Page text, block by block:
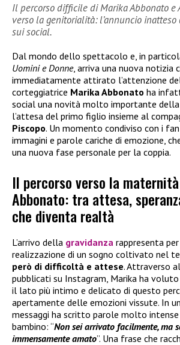
Il percorso difficile di Marika Abbonato e
verso la genitorialità: l’annuncio
sui social.
Dal mondo dello spettacolo e, in
Uomini e Donne, arriva una nuova notizia
immediatamente attirato l’attenzione del
corteggiatrice Marika Abbonato ha
social una novità molto importante
l’attesa del primo figlio insieme al
Piscopo. Un momento condiviso con i
immagini e parole cariche di emozione,
una nuova fase personale per la coppia.
Il percorso verso la
Abbonato: tra attesa,
che diventa realtà
L’arrivo della gravidanza rappresenta
realizzazione di un sogno coltivato nel
però di difficoltà e attese. Attraverso
pubblicati su Instagram, Marika ha
il lato più intimo e delicato di questo
apertamente delle emozioni vissute. In
messaggi ha scritto parole molto
bambino: “Non sei arrivato facilmente, ma
immensamente amato”. Una frase che